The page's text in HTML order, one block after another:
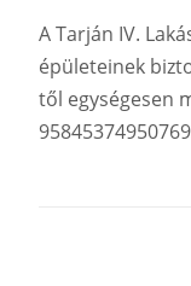
A Tarján IV.
épületeinek
től egységesen